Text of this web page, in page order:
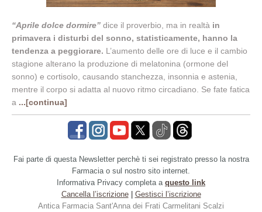
“Aprile dolce dormire” dice il proverbio, ma in realtà in
primavera i disturbi del sonno, statisticamente, hanno la
tendenza a peggiorare. L’aumento delle ore di luce e il cambio
stagione alterano la produzione di melatonina (ormone del
sonno) e cortisolo, causando stanchezza, insonnia e astenia,
mentre il corpo si adatta al nuovo ritmo circadiano. Se fate fatica
a ...[continua]
Fai parte di questa Newsletter perchè ti sei registrato presso la nostra
Farmacia o sul nostro sito internet.
Informativa Privacy completa a questo link
Cancella l’iscrizione| Gestisci l’iscrizione
Antica Farmacia Sant'Anna dei Frati Carmelitani Scalzi